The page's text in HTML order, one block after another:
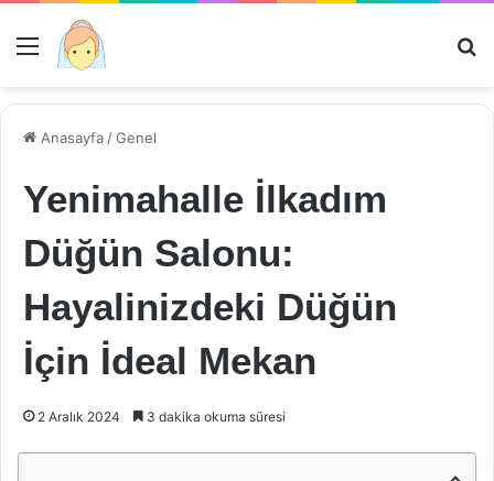
Menü
Anasayfa /Genel
Yenimahalle İlkadım
Düğün Salonu:
Hayalinizdeki Düğün
İçin İdeal Mekan
2 Aralık 2024 3 dakika okuma süresi